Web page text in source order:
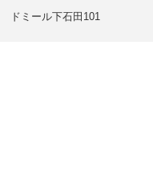
ドミール下石田101